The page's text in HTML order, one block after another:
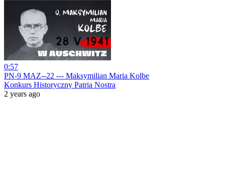
0:57
PN-9 MAZ--22 --- Maksymilian Maria Kolbe
Konkurs Historyczny Patria Nostra
2 years ago